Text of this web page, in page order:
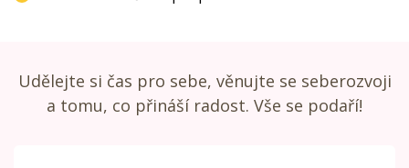
Udělejte si čas pro sebe, věnujte se seberozvoji
a tomu, co přináší radost. Vše se podaří!